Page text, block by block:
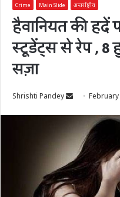
Crime Main Slide अन्तर्राष्ट्रीय
हैवानियत की हदें
स्टूडेंट्स से रेप , 8
सज़ा
Shrishti Pandey
Send
email